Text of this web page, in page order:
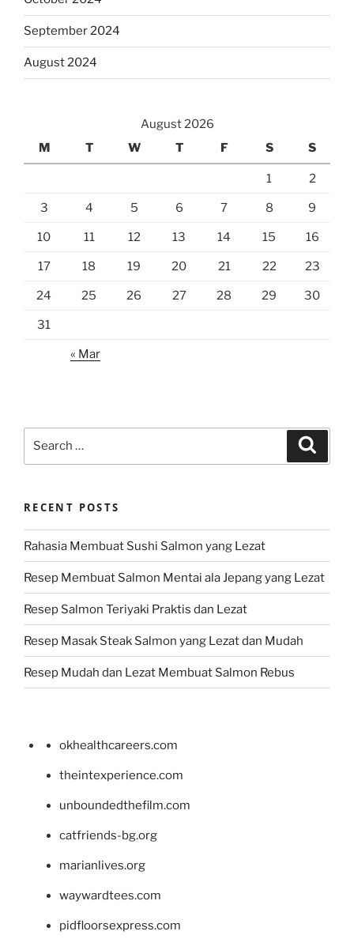
September 2024
August 2024
August 2026
M
T W T F S S
1 2
3 4 5 6 7 8 9
10 11 12 13 14 15 16
17 18 19 20 21 22 23
24 25 26 27 28 29 30
31
« Mar
RECENT POSTS
Rahasia Membuat Sushi Salmon yang Lezat
Resep Membuat Salmon Mentai ala Jepang yang Lezat
Resep Salmon Teriyaki Praktis dan Lezat
Resep Masak Steak Salmon yang Lezat dan Mudah
Resep Mudah dan Lezat Membuat Salmon Rebus
okhealthcareers.com
theintexperience.com
unboundedthefilm.com
catfriends-bg.org
marianlives.org
waywardtees.com
pidfloorsexpress.com